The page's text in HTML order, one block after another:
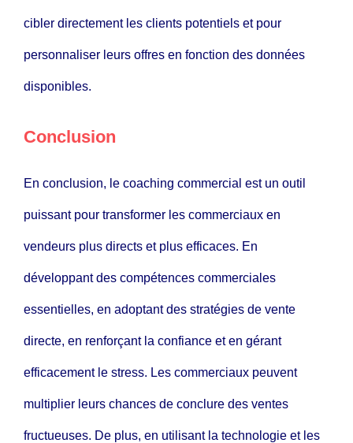
cibler directement les clients potentiels et pour
personnaliser leurs offres en fonction des données
disponibles.
Conclusion
En conclusion, le coaching commercial est un outil
puissant pour transformer les commerciaux en
vendeurs plus directs et plus efficaces. En
développant des compétences commerciales
essentielles, en adoptant des stratégies de vente
directe, en renforçant la confiance et en gérant
efficacement le stress. Les commerciaux peuvent
multiplier leurs chances de conclure des ventes
fructueuses. De plus, en utilisant la technologie et les